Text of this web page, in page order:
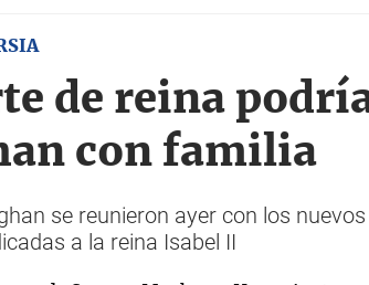
de reina
con familia
se reunieron ayer con los
a la reina Isabel II